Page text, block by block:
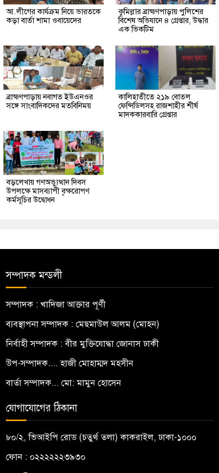
আ.লীগের কার্যক্রম নিয়ে ভারতকে
কড়া বার্তা শামা ওবায়েদের
কুমিল্লার ব্রাহ্মণপাড়ায় পুলিশের
বিশেষ অভিযানে ৪ গ্রেপ্তার, উদ্ধার
এক ভিকটিম
ব্রাহ্মণপাড়ায় নবাগত ইউএনওর
সঙ্গে সাংবাদিকদের মতবিনিময়
কালিহাতীতে ২১৯ বোতল
ফেন্সিডিলসহ রাজশাহীর শীর্ষ
মাদককারবারি গ্রেপ্তার
বড়লেখায় গণঅভ্যুত্থান দিবস
উপলক্ষে মাসব্যাপী বৃক্ষরোপণ
কর্মসূচির উদ্বোধন
সম্পাদক মন্ডলী
সম্পাদক : খাদিজা আক্তার পূর্ণী
ব্যবস্থাপনা সম্পাদক : মেছমাউল আলম (মোহন)
নির্বাহী সম্পাদক : বীর মুক্তিযোদ্ধা জোনাস ঢাকী
উপ-সম্পাদক.... হাজী মোহাম্মদ মহসীন
বার্তা সম্পাদক... মো: মামুন হোসেন
যোগাযোগের ঠিকানা
৮০/২, ভিআইপি রোড (চতুর্থ তলা) কাকরাইল, ঢাকা-১০০০
ফোন : ০২২২২২২৩৯৩০